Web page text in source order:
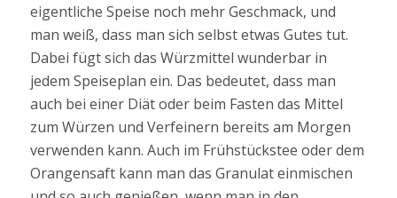
eigentliche Speise noch mehr Geschmack, und
man weiß, dass man sich selbst etwas Gutes tut.
Dabei fügt sich das Würzmittel wunderbar in
jedem Speiseplan ein. Das bedeutet, dass man
auch bei einer Diät oder beim Fasten das Mittel
zum Würzen und Verfeinern bereits am Morgen
verwenden kann. Auch im Frühstückstee oder dem
Orangensaft kann man das Granulat einmischen